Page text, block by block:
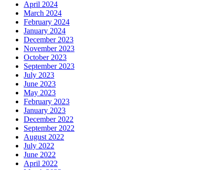
April 2024
March 2024
February 2024
January 2024
December 2023
November 2023
October 2023
September 2023
July 2023
June 2023
May 2023
February 2023
January 2023
December 2022
September 2022
August 2022
July 2022
June 2022
April 2022